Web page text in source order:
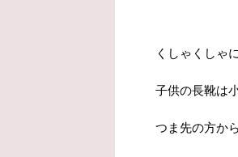
くしゃくしゃ
子供の長靴は
つま先の方か